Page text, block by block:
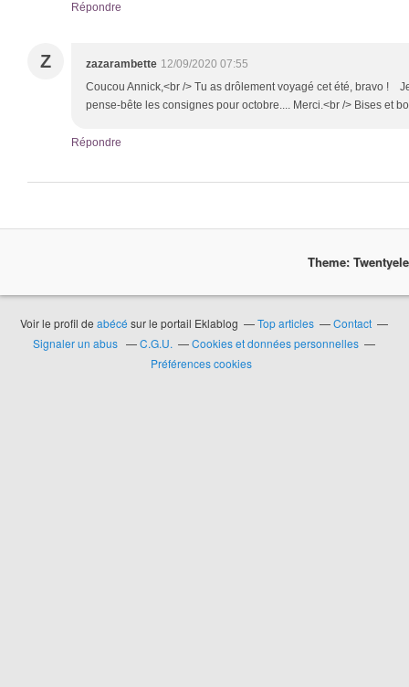
Répondre
Z zazarambette 12/09/2020 07:55
Coucou Annick,<br /> Tu as drôlement voyagé cet été, bravo !
pense-bête les consignes pour octobre.... Merci.<br /> Bises et
Répondre
Theme:
Voir le profil deabécé sur le portail Eklablog Top articles
Contact
Signaler un abus
C.G.U.
Cookies et données personnelles
Préférences cookies